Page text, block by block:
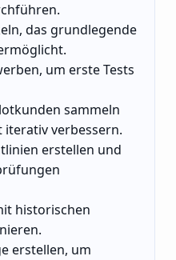
das grundlegende
um erste Tests
sammeln
iterativ verbessern.
erstellen und
historischen
erstellen, um